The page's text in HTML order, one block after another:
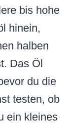
bis hohe
hinein,
halben
Das Öl
du die
testen, ob
ein kleines